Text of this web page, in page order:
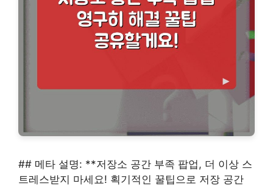
## 메타 설명: **저장소 공간 부족 팝업, 더 이상 스
트레스받지 마세요! 획기적인 꿀팁으로 저장 공간